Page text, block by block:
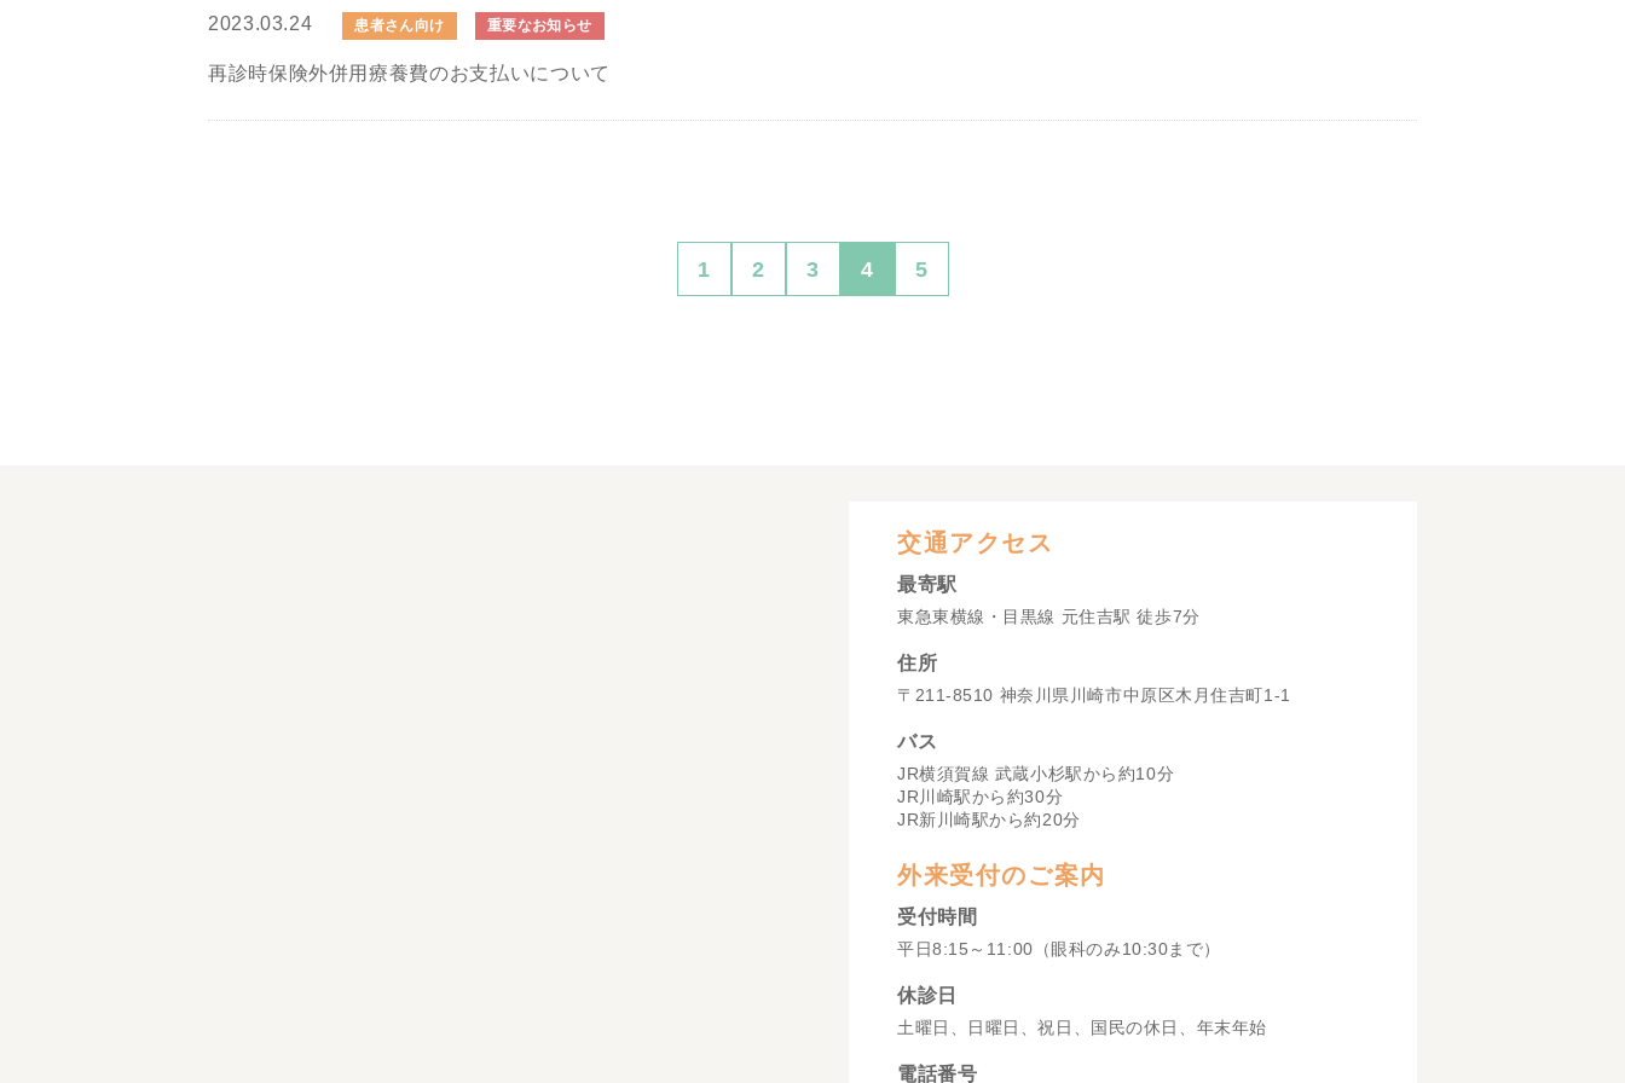
2023.03.24 患者さん向け 重要なお知らせ
再診時保険外併用療養費のお支払いについて
1 2 3 4 5
交通アクセス
最寄駅
東急東横線・目黒線 元住吉駅 徒歩7分
住所
〒211-8510 神奈川県川崎市中原区木月住吉町1-1
バス
JR横須賀線 武蔵小杉駅から約10分
JR川崎駅から約30分
JR新川崎駅から約20分
外来受付のご案内
受付時間
平日8:15～11:00（眼科のみ10:30まで）
休診日
土曜日、日曜日、祝日、国民の休日、年末年始
電話番号